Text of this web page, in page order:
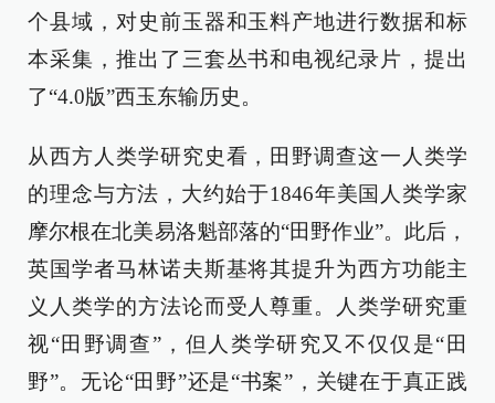
个县域，对史前玉器和玉料产地进行数据和标
本采集，推出了三套丛书和电视纪录片，提出
了“4.0版”西玉东输历史。
从西方人类学研究史看，田野调查这一人类学
的理念与方法，大约始于1846年美国人类学家
摩尔根在北美易洛魁部落的“田野作业”。此后，
英国学者马林诺夫斯基将其提升为西方功能主
义人类学的方法论而受人尊重。人类学研究重
视“田野调查”，但人类学研究又不仅仅是“田
野”。无论“田野”还是“书案”，关键在于真正践